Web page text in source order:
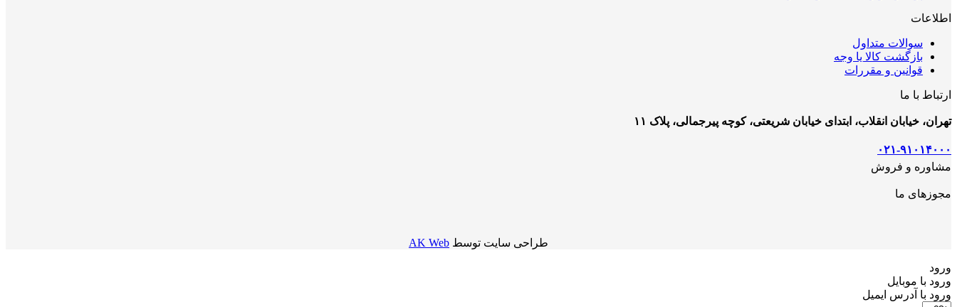
اطلاعات
سوالات متداول
بازگشت کالا یا وجه
قوانین و مقررات
ارتباط با ما
تهران، خیابان انقلاب، ابتدای خیابان شریعتی، کوچه پیرجمالی، پلاک ۱۱
۰۲۱-۹۱۰۱۴۰۰۰
مشاوره و فروش
مجوزهای ما
طراحی سایت توسط AK Web
ورود
ورود با موبایل
ورود با ‫آدرس ایمیل